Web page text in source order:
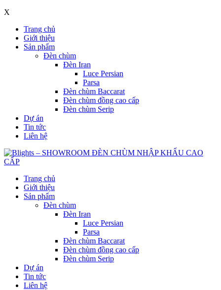
X
Trang chủ
Giới thiệu
Sản phẩm
Đèn chùm
Đèn Iran
Luce Persian
Parsa
Đèn chùm Baccarat
Đèn chùm đồng cao cấp
Đèn chùm Serip
Dự án
Tin tức
Liên hệ
Trang chủ
Giới thiệu
Sản phẩm
Đèn chùm
Đèn Iran
Luce Persian
Parsa
Đèn chùm Baccarat
Đèn chùm đồng cao cấp
Đèn chùm Serip
Dự án
Tin tức
Liên hệ